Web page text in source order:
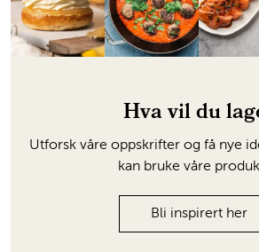
Hva vil du
Utforsk våre oppskrifter og få nye
kan bruke våre
Bli inspirert her